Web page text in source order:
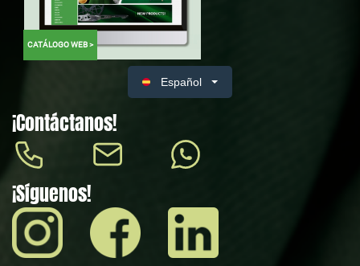
CATÁLOGO WEB >
Español
¡Contáctanos!
¡Síguenos!